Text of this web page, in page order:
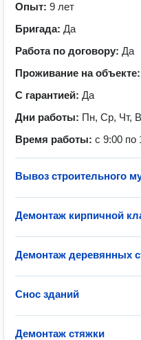
Опыт: 9 лет
Бригада: Да
Работа по договору: Да
Проживание на объекте:
С гарантией: Да
Дни работы: Пн, Ср, Чт,
Время работы: с 9:00 по
Вывоз строительного
Демонтаж кирпичной
Демонтаж деревянных
Снос зданий
Демонтаж стяжки